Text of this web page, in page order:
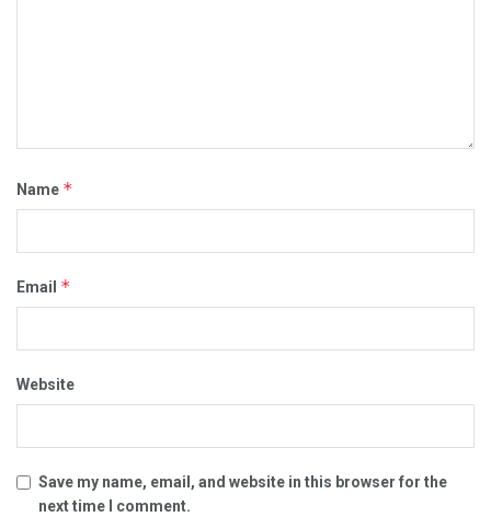
Name *
Email *
Website
Save my name, email, and website in this browser for the
next time I comment.